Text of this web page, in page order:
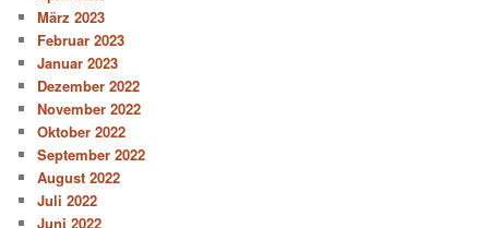
März 2023
Februar 2023
Januar 2023
Dezember 2022
November 2022
Oktober 2022
September 2022
August 2022
Juli 2022
Juni 2022